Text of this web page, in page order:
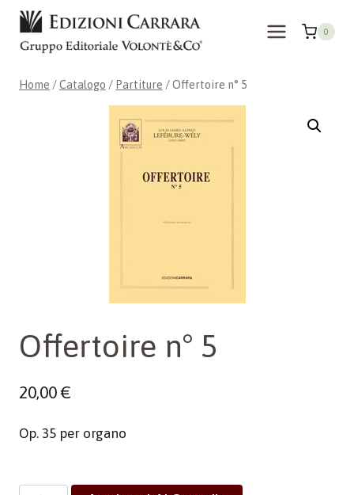
Salta
contenuto
0
Home /Catalogo / Partiture /Offertoire n° 5
Offertoire n° 5
20,00€
Op. 35 per organo